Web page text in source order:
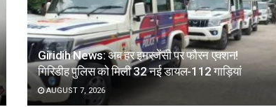
Giridih News: अब हर इमरजेंसी पर फौरन एक्शन!
गिरिडीह पुलिस को मिली 32 नई डायल-112 गाड़ियां
AUGUST 7, 2026